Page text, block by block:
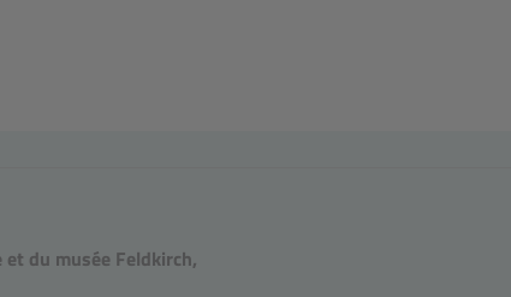
du musée Feldkirch,